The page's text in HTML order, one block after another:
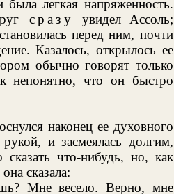
легкая напряженность.
сразу
увидел Ассоль;
перед ним, почти
Казалось, открылось ее
обычно говорят только
непонятно, что он быстро
наконец ее духовного
рукой, и засмеялась долгим,
что-нибудь, но, как
сказала:
Мне весело. Верно, мне